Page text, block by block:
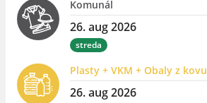
Komunál
26. aug 2026
streda
Plasty + VKM + Obaly z kovu
26. aug 2026